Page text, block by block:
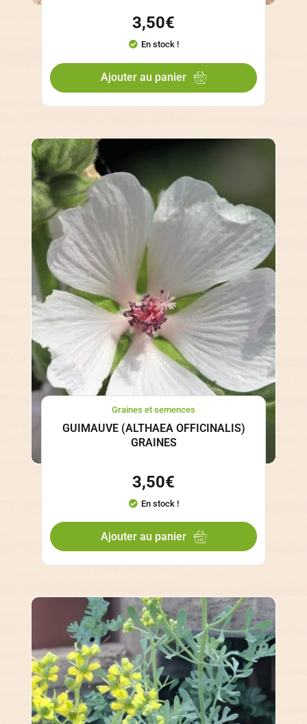
3,50€
En stock !
Ajouter au panier
Graines et semences
GUIMAUVE (ALTHAEA OFFICINALIS)
GRAINES
3,50€
En stock !
Ajouter au panier